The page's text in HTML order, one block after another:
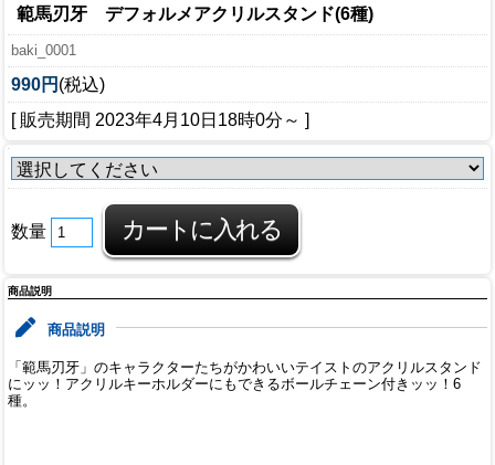
範馬刃牙 デフォルメアクリルスタンド(6種)
baki_0001
990円 (税込)
[ 販売期間 2023年4月10日18時0分 ～ ]
数量
商品説明
商品説明
「範馬刃牙」のキャラクターたちがかわいいテイストのアクリルスタンド
にッッ！アクリルキーホルダーにもできるボールチェーン付きッッ！6
種。